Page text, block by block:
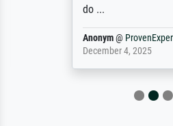
Anonym@ProvenExpert
December 4, 2025